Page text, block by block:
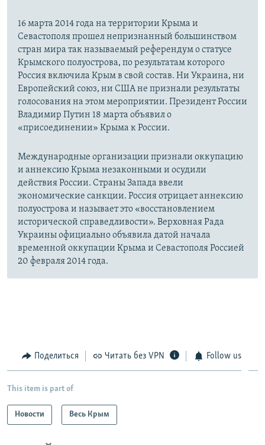
16 марта 2014 года на территории Крыма и
Севастополя прошел непризнанный большинством
стран мира так называемый референдум о статусе
Крымского полуострова, по результатам которого
Россия включила Крым в свой состав. Ни Украина, ни
Европейский союз, ни США не признали результаты
голосования на этом мероприятии. Президент России
Владимир Путин 18 марта объявил о
«присоединении» Крыма к России.
Международные организации признали оккупацию
и аннексию Крыма незаконными и осудили
действия России. Страны Запада ввели
экономические санкции. Россия отрицает аннексию
полуострова и называет это «восстановлением
исторической справедливости». Верховная Рада
Украины официально объявила датой начала
временной оккупации Крыма и Севастополя Россией
20 февраля 2014 года.
Поделиться Читать без VPN Follow us
This item is part of
Новости Весь Крым